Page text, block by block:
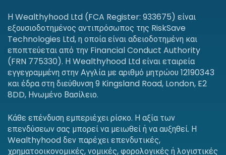
Η Wealthyhood Ltd (FCA Register: 933675) είναι
εξουσιοδοτημένος αντιπρόσωπος της RiskSave
Technologies Ltd, η οποία είναι αδειοδοτημένη και
εποπτεύεται από την Financial Conduct Authority
(FRN 775330). Η Wealthyhood Ltd είναι εταιρεία
εγγεγραμμένη στην Αγγλία με αριθμό μητρώου 12190343
και έδρα στη διεύθυνση 9 Kingsland Road, London, E2
8DD, Ηνωμένο Βασίλειο.
Κάθε επένδυση εμπεριέχει ρίσκο. Η αξία των
επενδύσεων σας μπορεί να μειωθεί ή να αυξηθεί. Η
Wealthyhood δεν παρέχει επενδυτικές,
χρηματοοικονομικές, νομικές, φορολογικές ή λογιστικές